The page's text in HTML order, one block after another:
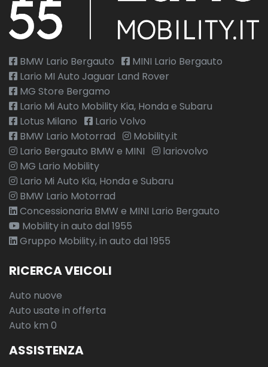
Volante in pelle veganza multifuzione
Welcome light
BMW Lario Bergauto
MINI Lario Bergauto
Lario MI Auto Jaguar Land Rover
MG Store Bergamo
Lario Mi Auto Mobility Kia, Honda e Subaru
Lotus Milano
Lario Volvo
BMW Lario Motorrad
Mobility.it
Lario Bergauto BMW e MINI
lariovolvo
MG Lario Mobility
Lario Mi Auto Kia, Honda e Subaru
BMW Lario Motorrad
Concessionaria BMW e MINI Lario Bergauto
Mobility in auto dal 1955
Gruppo Mobility, in auto dal 1955
RICERCA VEICOLI
Auto nuove
Auto usate in offerta
Auto km 0
ASSISTENZA